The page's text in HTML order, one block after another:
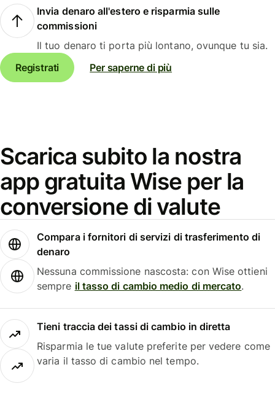
Invia denaro all'estero e risparmia sulle
commissioni
Il tuo denaro ti porta più lontano, ovunque tu sia.
Registrati
Per saperne di più
Scarica subito la nostra
app gratuita Wise per la
conversione di valute
Compara i fornitori di servizi di trasferimento di
denaro
Nessuna commissione nascosta: con Wise ottieni
sempre il tasso di cambio medio di mercato.
Tieni traccia dei tassi di cambio in diretta
Risparmia le tue valute preferite per vedere come
varia il tasso di cambio nel tempo.